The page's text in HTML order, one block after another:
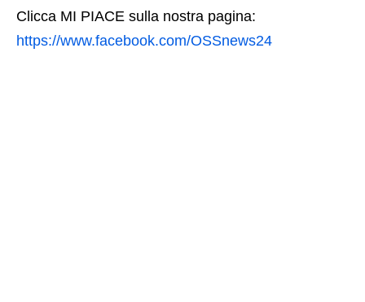
Clicca MI PIACE sulla nostra pagina:
https://www.facebook.com/OSSnews24